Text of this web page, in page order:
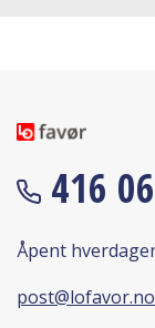
416
Åpent
post@lofavor.no